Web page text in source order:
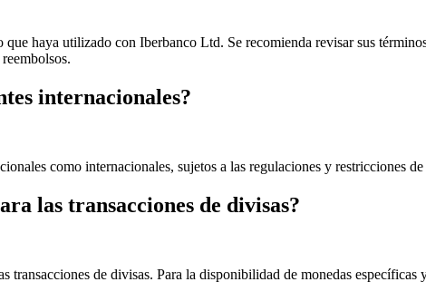
haya utilizado con Iberbanco Ltd. Se recomienda revisar sus
internacionales?
como internacionales, sujetos a las regulaciones y restricciones
las transacciones de divisas?
transacciones de divisas. Para la disponibilidad de monedas